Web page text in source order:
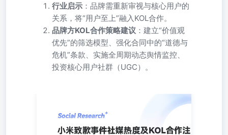
行业启示 ：品牌需重新审视与核心用户的
关系，将“用户至上”融入KOL合作。
品牌方KOL合作策略建议 ：建立“价值观
优先”的筛选模型、强化合同中的“道德与
危机”条款、实施全周期动态舆情监控、
投资核心用户社群（UGC）。
Research 邀请好友送额度扫描⼆维码获取专属的邀请链接
⼩⽶KOL合作争议事件社媒舆情分析及品牌KOL合作⻛险
管理研究报告 撰写机构：Social Agent|报告时间：2026-01-